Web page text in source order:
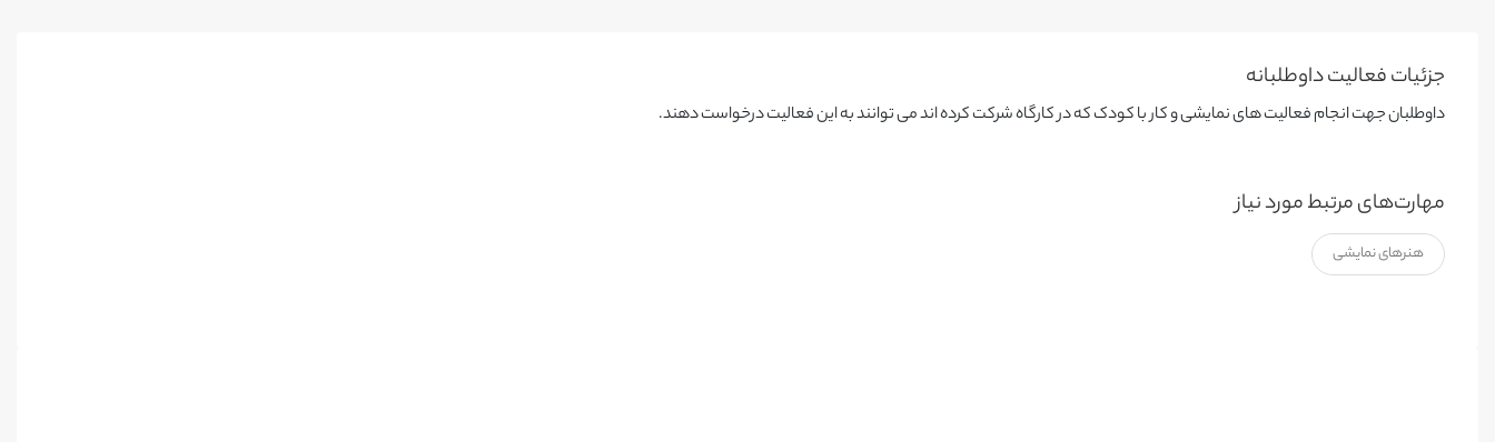
جزئیات فعالیت‌ داوطلبانه
داوطلبان جهت انجام فعالیت های نمایشی و کار با کودک که در کارگاه شرکت کرده اند می توانند به این فعالیت درخواست دهند.
مهارت‌های مرتبط مورد نیاز
هنرهای نمایشی